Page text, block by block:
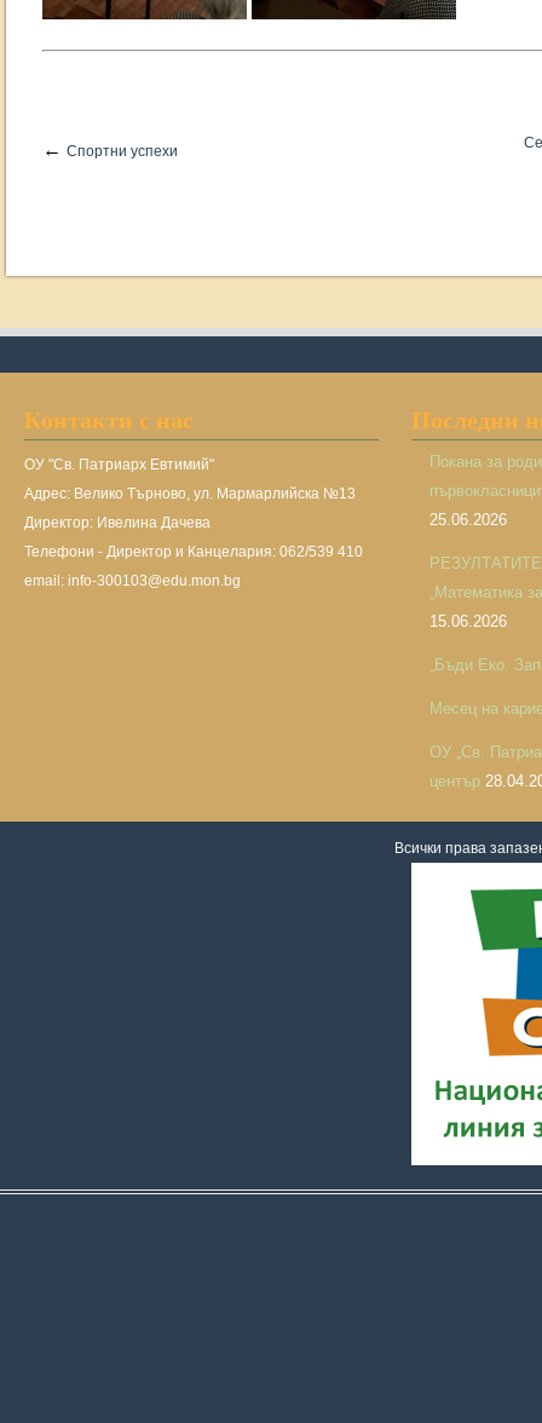
← Спортни успехи
Контакти с нас
ОУ "Св. Патриарх Евтимий"
Адрес: Велико Търново, ул. Мармарлийска №13
Директор: Ивелина Дачева
Телефони - Директор и Канцелария: 062/539 410
email: info-300103@edu.mon.bg
Последни
Покана за
25.06.2026
РЕЗУЛТАТИТЕ
„Математика
15.06.2026
„Бъди Еко.
Месец на
ОУ „Св.
център
Всички права